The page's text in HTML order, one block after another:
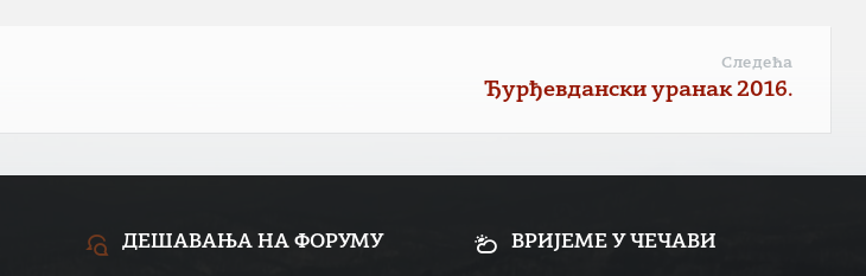
Следећа
Ђурђевдански уранак 2016.
ДЕШАВАЊА НА ФОРУМУ ВРИЈЕМЕ У ЧЕЧАВИ